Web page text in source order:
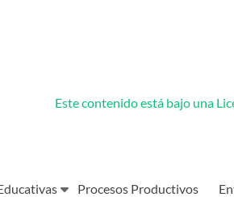
Este contenido está bajo una
Procesos Productivos